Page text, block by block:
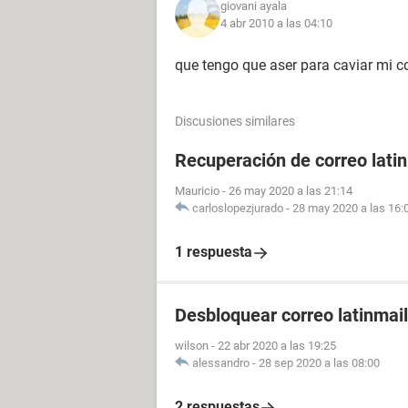
giovani ayala
4 abr 2010 a las 04:10
que tengo que aser para caviar mi
Discusiones similares
Recuperación de correo
Mauricio - 26 may 2020 a las 21:14
carloslopezjurado - 28 may 2020 a las
1 respuesta
Desbloquear correo latinmail
wilson - 22 abr 2020 a las 19:25
alessandro - 28 sep 2020 a las 08:00